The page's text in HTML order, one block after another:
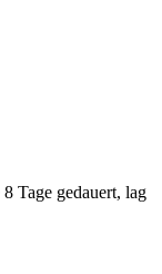
Tage gedauert, lag